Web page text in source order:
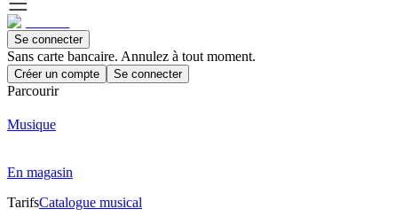
Se connecter
Sans carte bancaire. Annulez à tout moment.
Créer un compte Se connecter
Parcourir
Musique
En magasin
TarifsCatalogue musical